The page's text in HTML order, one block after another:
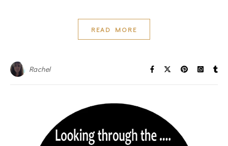
READ MORE
Rachel